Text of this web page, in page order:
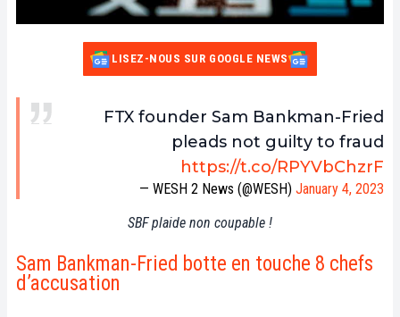
LISEZ-NOUS SUR GOOGLE NEWS
FTX founder Sam Bankman-Fried
pleads not guilty to fraud
https://t.co/RPYVbChzrF
— WESH 2 News (@WESH) January 4, 2023
SBF plaide non coupable !
Sam Bankman-Fried botte en touche 8 chefs
d’accusation